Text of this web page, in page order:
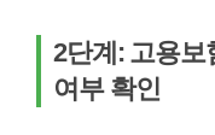
2단계: 고용보
여부 확인